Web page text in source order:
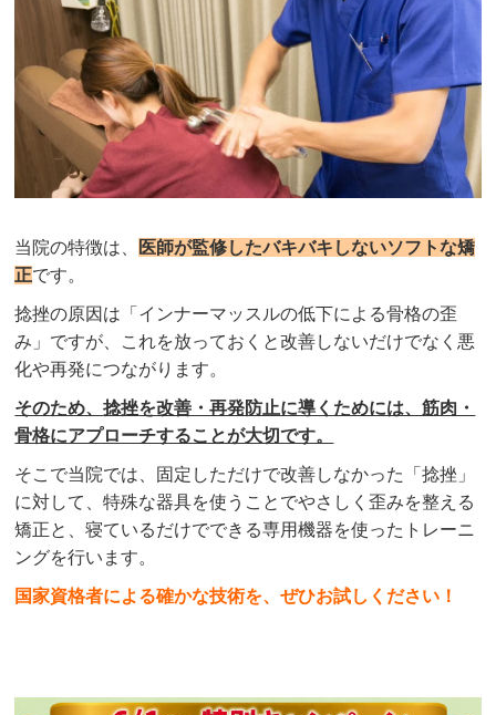
当院の特徴は、
医師が監修したバキバキしないソフトな矯
正です。
捻挫の原因は「インナーマッスルの低下による骨格の歪
み」ですが、これを放っておくと改善しないだけでなく悪
化や再発につながります。
そのため、捻挫を改善・再発防止に導くためには、筋肉・
骨格にアプローチすることが大切です。
そこで当院では、固定しただけで改善しなかった「捻挫 」
に対して、特殊な器具を使うことでやさしく歪みを整える
矯正と、寝ているだけでできる専用機器を使ったトレーニ
ングを行います。
国家資格者による確かな技術を、ぜひお試しください！